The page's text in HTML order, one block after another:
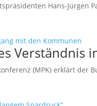
Hans-Jürgen
Verständnis
(MPK) erklärt der